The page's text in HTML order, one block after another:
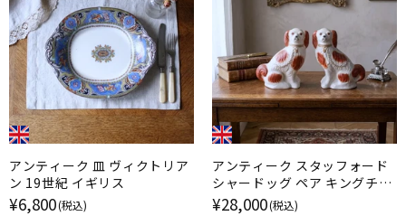
アンティーク 皿 ヴィクトリア
ン 19世紀 イギリス
¥6,800(税込)
アンティーク スタッフォード
シャードッグ ペア キングチャ
ールズスパニエル イギリス
¥28,000(税込)